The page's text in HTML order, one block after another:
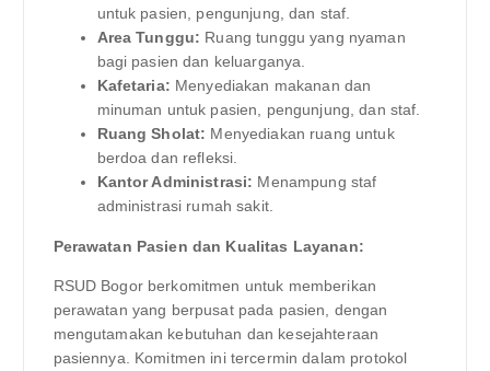
untuk pasien, pengunjung, dan staf.
Area Tunggu: Ruang tunggu yang nyaman
bagi pasien dan keluarganya.
Kafetaria: Menyediakan makanan dan
minuman untuk pasien, pengunjung, dan staf.
Ruang Sholat: Menyediakan ruang untuk
berdoa dan refleksi.
Kantor Administrasi: Menampung staf
administrasi rumah sakit.
Perawatan Pasien dan Kualitas Layanan:
RSUD Bogor berkomitmen untuk memberikan
perawatan yang berpusat pada pasien, dengan
mengutamakan kebutuhan dan kesejahteraan
pasiennya. Komitmen ini tercermin dalam protokol